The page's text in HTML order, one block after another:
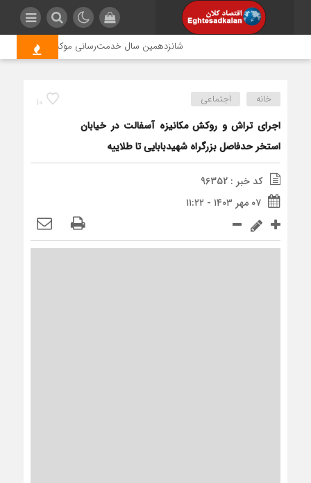
شانزدهمین سال خدمت‌رسانی موکب امام رضا (ع)
10 خانه اجتماعی
اجرای تراش و روکش مکانیزه آسفالت در خیابان
استخر حدفاصل بزرگراه شهیدبابایی تا طلاییه
کد خبر : 96352
۰۷ مهر ۱۴۰۳ - ۱۱:۲۲